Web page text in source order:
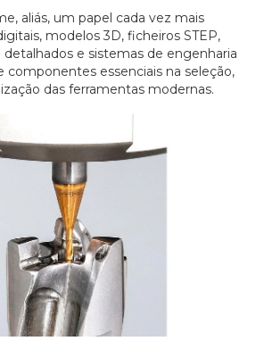
aliás, um papel cada vez mais
modelos 3D, ficheiros STEP,
e sistemas de engenharia
componentes essenciais na seleção,
das ferramentas modernas.